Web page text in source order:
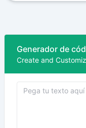
Generador de
Create and